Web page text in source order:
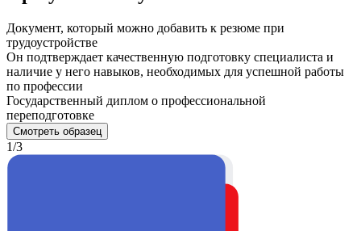
Документ, который можно добавить к резюме при
трудоустройстве
Он подтверждает качественную подготовку специалиста и
наличие у него навыков, необходимых для успешной работы
по профессии
Государственный диплом о профессиональной
переподготовке
Смотреть образец
1/3